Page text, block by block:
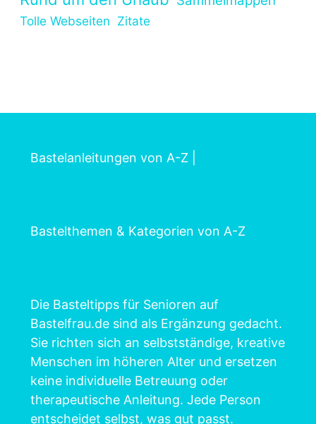
Tolle Webseiten Zitate
Bastelanleitungen von A-Z
Bastelthemen & Kategorien von A-Z
Die Basteltipps für Senioren auf
Bastelfrau.de sind als Ergänzung gedacht.
Sie richten sich an selbstständige, kreative
Menschen im höheren Alter und ersetzen
keine individuelle Betreuung oder
therapeutische Anleitung. Jede Person
entscheidet selbst, was gut passt.